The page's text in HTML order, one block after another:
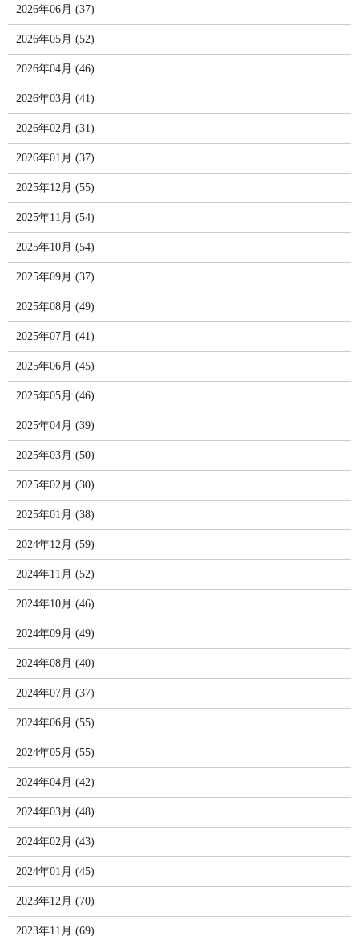
2026年06月 (37)
2026年05月 (52)
2026年04月 (46)
2026年03月 (41)
2026年02月 (31)
2026年01月 (37)
2025年12月 (55)
2025年11月 (54)
2025年10月 (54)
2025年09月 (37)
2025年08月 (49)
2025年07月 (41)
2025年06月 (45)
2025年05月 (46)
2025年04月 (39)
2025年03月 (50)
2025年02月 (30)
2025年01月 (38)
2024年12月 (59)
2024年11月 (52)
2024年10月 (46)
2024年09月 (49)
2024年08月 (40)
2024年07月 (37)
2024年06月 (55)
2024年05月 (55)
2024年04月 (42)
2024年03月 (48)
2024年02月 (43)
2024年01月 (45)
2023年12月 (70)
2023年11月 (69)